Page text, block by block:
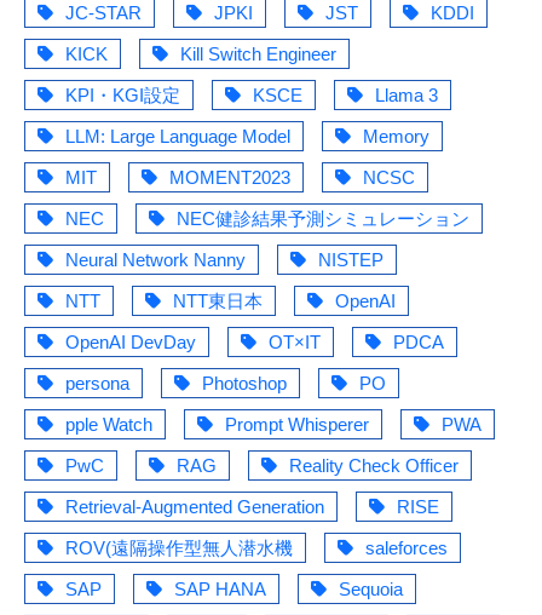
JC-STAR
JPKI JST
KDDI
KICK
Kill Switch Engineer
KPI・KGI設定
KSCE
Llama 3
LLM: Large Language Model
Memory
MIT
MOMENT2023
NCSC
NEC
NEC健診結果予測シミュレーション
Neural Network Nanny
NISTEP
NTT
NTT東日本
OpenAI
OpenAI DevDay
OT×IT
PDCA
persona
Photoshop
PO
pple Watch
Prompt Whisperer
PWA
PwC
RAG
Reality Check Officer
Retrieval-Augmented Generation
RISE
ROV(遠隔操作型無人潜水機
saleforces
SAP
SAP HANA
Sequoia